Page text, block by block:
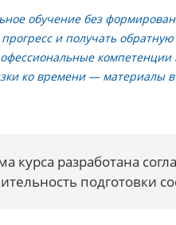
обучение без
и получать обратную
ко времени — материалы
курса разработана
подготовки